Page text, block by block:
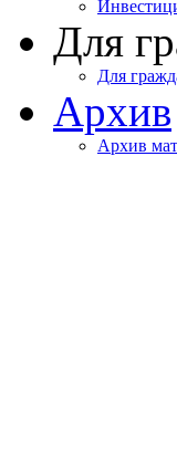
Для
Для
Архив
Архив